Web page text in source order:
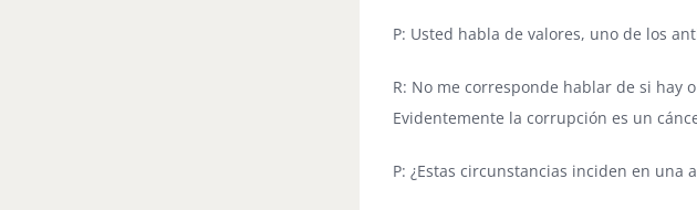
P: Usted habla de valores, uno de los
R: No me corresponde hablar de si hay
Evidentemente la corrupción es un
P: ¿Estas circunstancias inciden en una